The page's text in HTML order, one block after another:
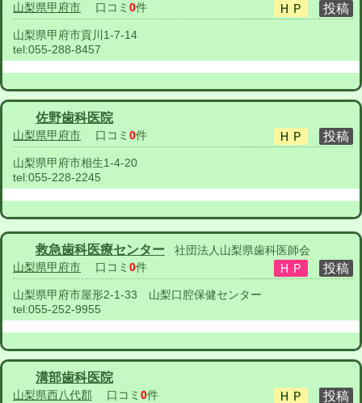
山梨県甲府市 口コミ 0件
山梨県甲府市貢川1-7-14
tel:055-288-8457
佐野歯科医院
山梨県甲府市 口コミ 0件
山梨県甲府市相生1-4-20
tel:055-228-2245
救急歯科医療センター
社団法人山梨県歯科医師会
山梨県甲府市 口コミ 0件
山梨県甲府市屋形2-1-33 山梨口腔保健センター
tel:055-252-9955
溝部歯科医院
山梨県西八代郡 口コミ 0件